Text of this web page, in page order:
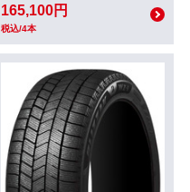
165,100円
税込/4本